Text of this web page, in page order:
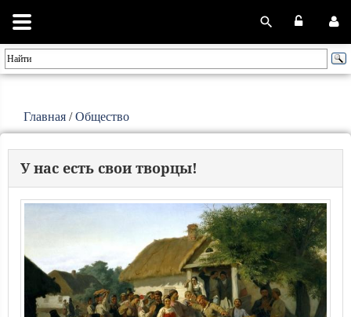
Главная /Общество
У нас есть свои творцы!